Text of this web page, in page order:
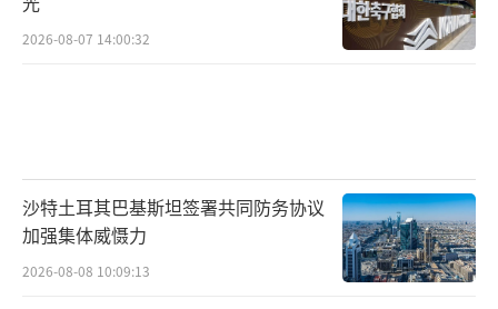
2026-08-07 14:00:32
沙特土耳其巴基斯坦签署共同防务协议
加强集体威慑力
2026-08-08 10:09:13